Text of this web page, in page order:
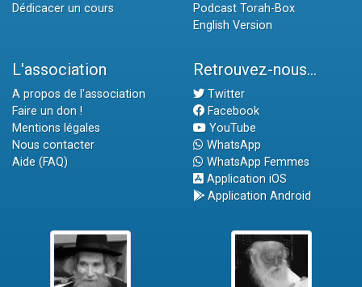
Dédicacer un cours
Podcast Torah-Box
English Version
L'association
A propos de l'association
Faire un don !
Mentions légales
Nous contacter
Aide (FAQ)
Retrouvez-nous...
Twitter
Facebook
YouTube
WhatsApp
WhatsApp Femmes
Application iOS
Application Android